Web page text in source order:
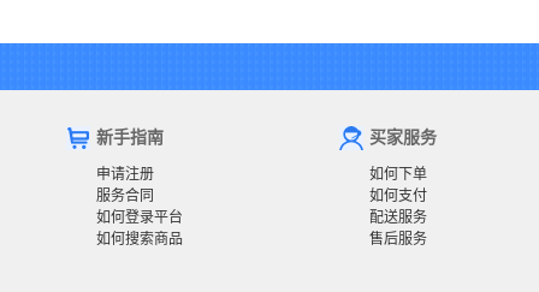
新手指南
申请注册
服务合同
如何登录平台
如何搜索商品
买家服务
如何下单
如何支付
配送服务
售后服务